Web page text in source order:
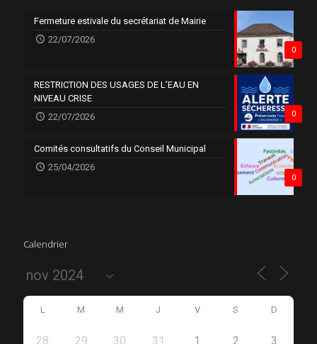
0
Fermeture estivale du secrétariat de Mairie
22/07/2026
0
RESTRICTION DES USAGES DE L’EAU EN
NIVEAU CRISE
22/07/2026
0
Comités consultatifs du Conseil Municipal
25/04/2026
Calendrier
L M M J V S D
28 29 30 31 1 2 3